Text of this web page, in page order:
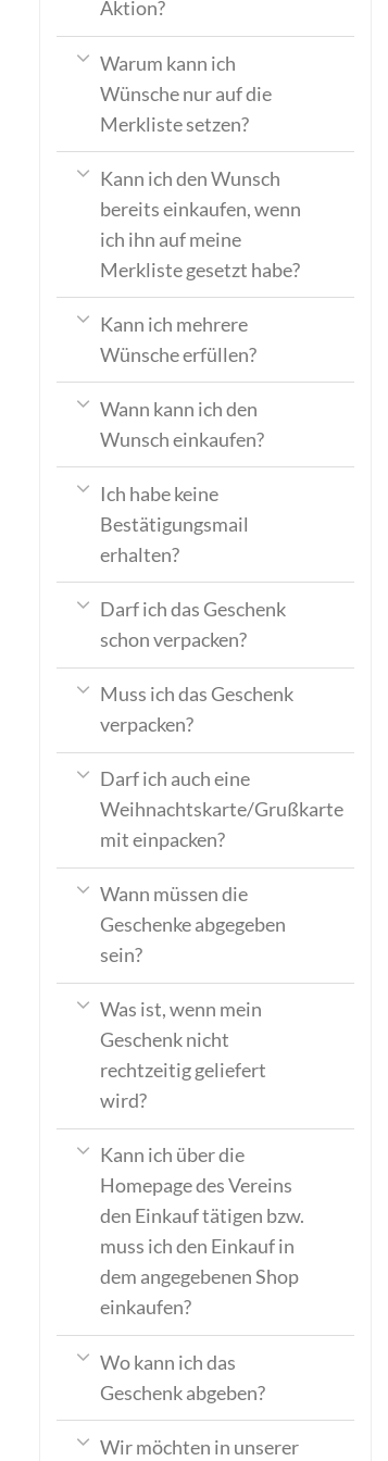
Aktion?
Warum kann ich
Wünsche nur auf die
Merkliste setzen?
Kann ich den Wunsch
bereits einkaufen, wenn
ich ihn auf meine
Merkliste gesetzt habe?
Kann ich mehrere
Wünsche erfüllen?
Wann kann ich den
Wunsch einkaufen?
Ich habe keine
Bestätigungsmail
erhalten?
Darf ich das Geschenk
schon verpacken?
Muss ich das Geschenk
verpacken?
Darf ich auch eine
Weihnachtskarte/Grußkarte
mit einpacken?
Wann müssen die
Geschenke abgegeben
sein?
Was ist, wenn mein
Geschenk nicht
rechtzeitig geliefert
wird?
Kann ich über die
Homepage des Vereins
den Einkauf tätigen bzw.
muss ich den Einkauf in
dem angegebenen Shop
einkaufen?
Wo kann ich das
Geschenk abgeben?
Wir möchten in unserer